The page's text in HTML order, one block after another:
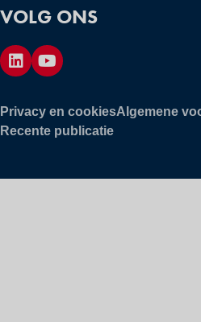
VOLG ONS
Privacy en cookiesAlgemene
Recente publicatie